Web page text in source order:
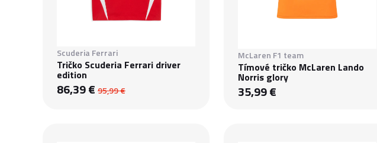
Scuderia Ferrari
Tričko Scuderia Ferrari driver
edition
86,39 € 95,99 €
McLaren F1 team
Tímové tričko McLaren Lando
Norris glory
35,99 €